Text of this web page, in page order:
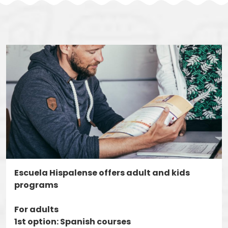
Escuela Hispalense offers adult and kids
programs
For adults
1st option: Spanish courses